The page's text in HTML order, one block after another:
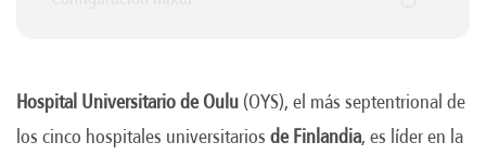
Hospital Universitario de Oulu (OYS), el más septentrional de
los cinco hospitales universitarios de Finlandia, es líder en la